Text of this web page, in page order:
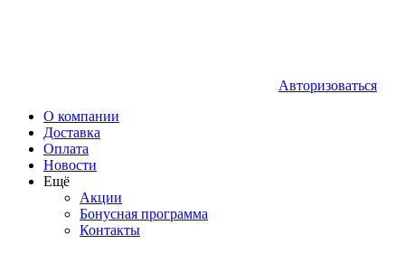
Авторизоваться
О компании
Доставка
Оплата
Новости
Ещё
Акции
Бонусная программа
Контакты